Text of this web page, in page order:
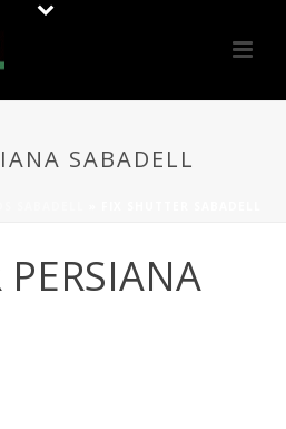
SABADELL
PERSIANA